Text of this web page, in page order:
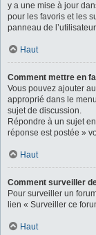
y a une mise à jour
pour les favoris et les
panneau de
Haut
Comment mettre en
Vous pouvez ajouter
approprié dans le
sujet de discussion.
Répondre à un sujet
réponse est postée »
Haut
Comment surveiller
Pour surveiller un
lien « Surveiller ce
Haut